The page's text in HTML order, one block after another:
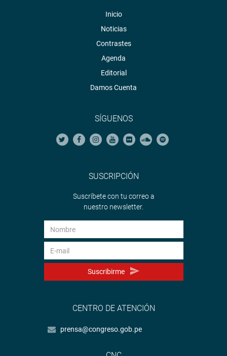
Inicio
Noticias
Contrastes
Agenda
Editorial
Damos Cuenta
SÍGUENOS
SUSCRIPCIÓN
Suscríbete con tu correo a
nuestro newsletter.
Suscribirme
CENTRO DE ATENCIÓN
prensa@congreso.gob.pe